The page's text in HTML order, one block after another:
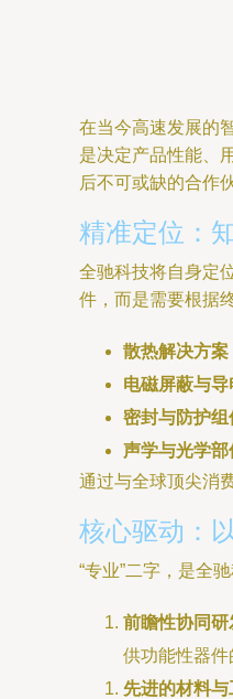
在当今高速发展的
是决定产品性能、
后不可或缺的合作
精准定位：
全驰科技将自身定
件，而是需要根据
散热解决方案
电磁屏蔽与导
密封与防护组
声学与光学部
通过与全球顶尖消
核心驱动：
“专业”二字，是全
前瞻性协同
供功能性器件
先进的材料